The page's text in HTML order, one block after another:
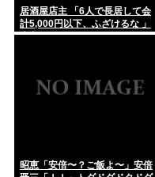
居酒屋店主 「6人で長居して会
計5,000円以下、ふざけるな 」
店主ぶちギレでネットに晒され
昭恵「安倍〜？ご飯よ〜」安倍